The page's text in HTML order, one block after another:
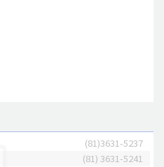
(81)3631-5237
(81) 3631-5241